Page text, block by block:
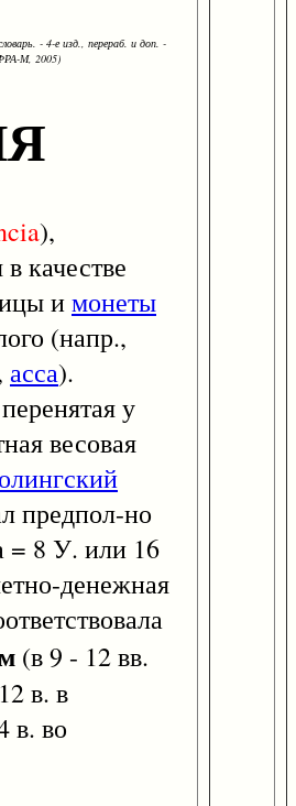
- 4-е изд., перераб. и доп. -
М, 2005)
),
качестве
имонеты
(напр.,
асса).
у
весовая
предпол-но
= 8 У. или 16
денежная
(в 9 - 12 вв.
в. в
в. во